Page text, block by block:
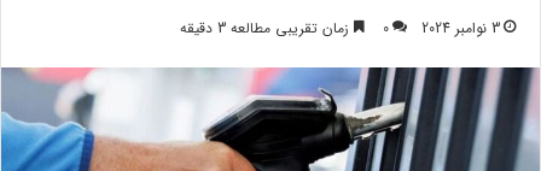
3 نوامبر 2024 0 زمان تقریبی مطالعه 3 دقیقه